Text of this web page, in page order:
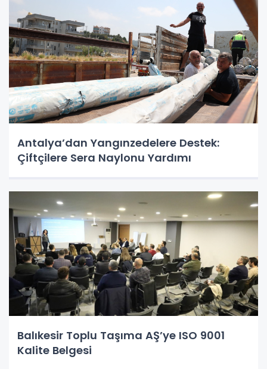
Antalya’dan Yangınzedelere Destek:
Çiftçilere Sera Naylonu Yardımı
Balıkesir Toplu Taşıma AŞ’ye ISO 9001
Kalite Belgesi